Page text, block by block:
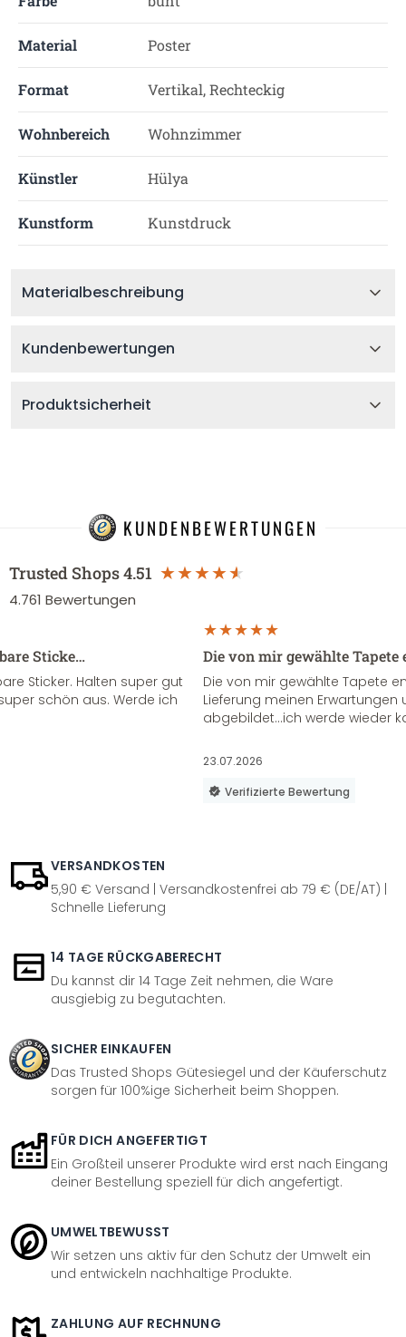
Material Poster
Format Vertikal, Rechteckig
Wohnbereich Wohnzimmer
Künstler Hülya
Kunstform Kunstdruck
Materialbeschreibung
Kundenbewertungen
Produktsicherheit
KUNDENBEWERTUNGEN
Trusted Shops4.51
4.761 Bewertungen
Sticke…
Sticker. Halten super gut
schön aus. Werde ich
Die von mir gewählte
Die von mir gewählte Tapete
Lieferung meinen Erwartungen
abgebildet...ich werde wieder
23.07.2026
Verifizierte Bewertung
VERSANDKOSTEN
5,90 € Versand | Versandkostenfrei ab 79 € (DE/AT) |
Schnelle Lieferung
14 TAGE RÜCKGABERECHT
Du kannst dir 14 Tage Zeit nehmen, die Ware
ausgiebig zu begutachten.
SICHER EINKAUFEN
Das Trusted Shops Gütesiegel und der Käuferschutz
sorgen für 100%ige Sicherheit beim Shoppen.
FÜR DICH ANGEFERTIGT
Ein Großteil unserer Produkte wird erst nach Eingang
deiner Bestellung speziell für dich angefertigt.
UMWELTBEWUSST
Wir setzen uns aktiv für den Schutz der Umwelt ein
und entwickeln nachhaltige Produkte.
ZAHLUNG AUF RECHNUNG